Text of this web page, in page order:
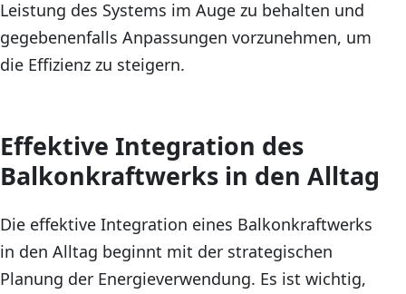
Leistung des Systems im Auge zu behalten und
gegebenenfalls Anpassungen vorzunehmen, um
die Effizienz zu steigern.
Effektive Integration des
Balkonkraftwerks in den Alltag
Die effektive Integration eines Balkonkraftwerks
in den Alltag beginnt mit der strategischen
Planung der Energieverwendung. Es ist wichtig,